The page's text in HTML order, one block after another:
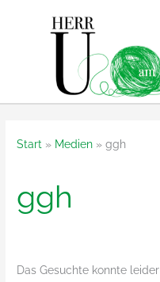
Start Medien ggh
ggh
Das Gesuchte konnte